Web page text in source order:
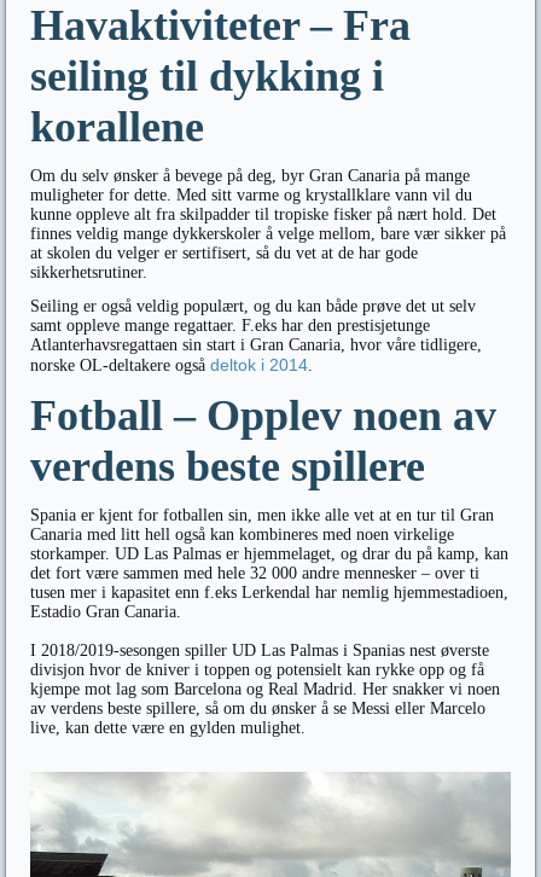
Havaktiviteter – Fra
seiling til dykking i
korallene
Om du selv ønsker å bevege på deg, byr Gran Canaria på mange
muligheter for dette. Med sitt varme og krystallklare vann vil du
kunne oppleve alt fra skilpadder til tropiske fisker på nært hold. Det
finnes veldig mange dykkerskoler å velge mellom, bare vær sikker på
at skolen du velger er sertifisert, så du vet at de har gode
sikkerhetsrutiner.
Seiling er også veldig populært, og du kan både prøve det ut selv
samt oppleve mange regattaer. F.eks har den prestisjetunge
Atlanterhavsregattaen sin start i Gran Canaria, hvor våre tidligere,
norske OL-deltakere ogsådeltok i 2014.
Fotball – Opplev noen av
verdens beste spillere
Spania er kjent for fotballen sin, men ikke alle vet at en tur til Gran
Canaria med litt hell også kan kombineres med noen virkelige
storkamper. UD Las Palmas er hjemmelaget, og drar du på kamp, kan
det fort være sammen med hele 32 000 andre mennesker – over ti
tusen mer i kapasitet enn f.eks Lerkendal har nemlig hjemmestadioen,
Estadio Gran Canaria.
I 2018/2019-sesongen spiller UD Las Palmas i Spanias nest øverste
divisjon hvor de kniver i toppen og potensielt kan rykke opp og få
kjempe mot lag som Barcelona og Real Madrid. Her snakker vi noen
av verdens beste spillere, så om du ønsker å se Messi eller Marcelo
live, kan dette være en gylden mulighet.